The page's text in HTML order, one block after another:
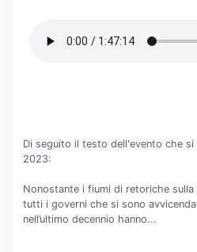
Di seguito il testo dell'evento che
2023:
Nonostante i fiumi di retoriche
tutti i governi che si sono
nell’ultimo decennio hanno...